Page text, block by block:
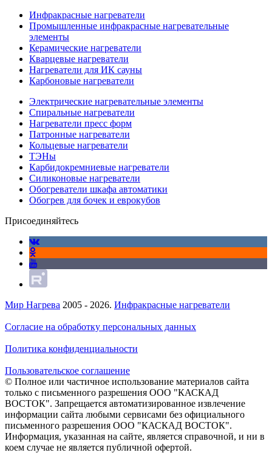
Инфракрасные нагреватели
Промышленные инфракрасные нагревательные
элементы
Керамические нагреватели
Кварцевые нагреватели
Нагреватели для ИК сауны
Карбоновые нагреватели
Электрические нагревательные элементы
Спиральные нагреватели
Нагреватели пресс форм
Патронные нагреватели
Кольцевые нагреватели
ТЭНы
Карбидокремниевые нагреватели
Силиконовые нагреватели
Обогреватели шкафа автоматики
Обогрев для бочек и еврокубов
Присоединяйтесь
Мир Нагрева 2005 - 2026. Инфракрасные нагреватели
Согласие на обработку персональных данных
Политика конфиденциальности
Пользовательское соглашение
© Полное или частичное использование материалов сайта
только с письменного разрешения ООО "КАСКАД
ВОСТОК". Запрещается автоматизированное извлечение
информации сайта любыми сервисами без официального
письменного разрешения ООО "КАСКАД ВОСТОК".
Информация, указанная на сайте, является справочной, и ни в
коем случае не является публичной офертой.